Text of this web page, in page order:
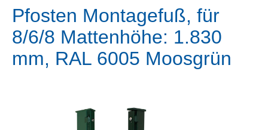
Pfosten Montagefuß, für
8/6/8 Mattenhöhe: 1.830
mm, RAL 6005 Moosgrün
Bildergalerie überspringen